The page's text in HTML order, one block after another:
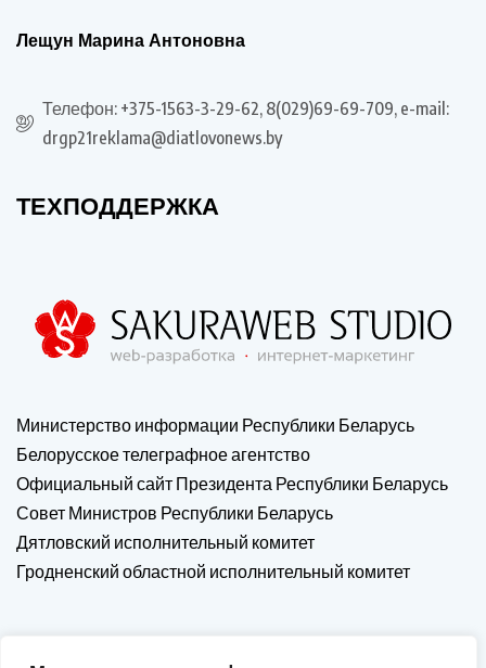
Лещун Марина Антоновна
Телефон: +375-1563-3-29-62, 8(029)69-69-709, e-mail:
drgp21reklama@diatlovonews.by
ТЕХПОДДЕРЖКА
Министерство информации Республики Беларусь
Белорусское телеграфное агентство
Официальный сайт Президента Республики Беларусь
Совет Министров Республики Беларусь
Дятловский исполнительный комитет
Гродненский областной исполнительный комитет